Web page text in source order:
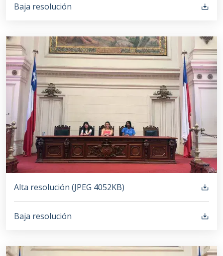
Baja resolución
Alta resolución (JPEG 4052KB)
Baja resolución